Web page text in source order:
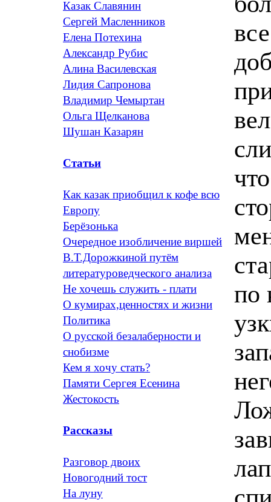
Казак Славянин
Сергей Масленников
Елена Потехина
Александр Рубис
Алина Василевская
Лидия Сапронова
Владимир Чемыртан
Ольга Щелканова
Шушан Казарян
Статьи
Как казак приобщил к кофе всю
Европу
Берёзонька
Очередное изобличение виршей
В.Т.Дорожкиной путём
литературоведческого анализа
Не хочешь служить - плати
О кумирах,ценностях и жизни
Политика
О русской безалаберности и
снобизме
Кем я хочу стать?
Памяти Сергея Есенина
Жестокость
Рассказы
Разговор двоих
Новогодний тост
На луну
по